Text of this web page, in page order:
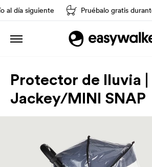
día siguiente Pruébalo gratis durante
Protector de lluvia |
Jackey/MINI SNAP